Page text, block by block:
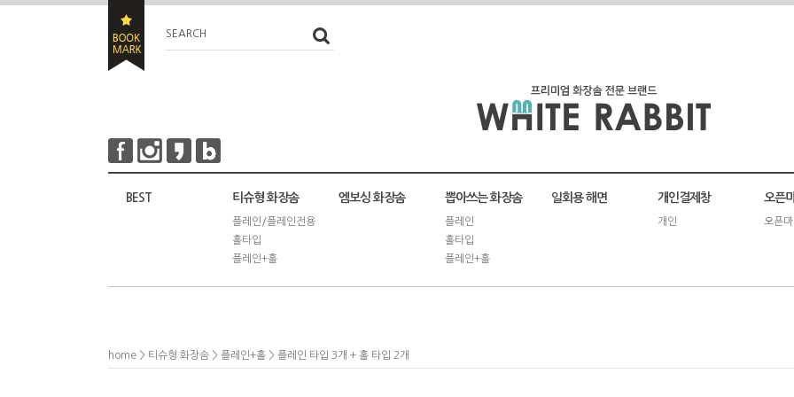
SEARCH
BEST 티슈형 화장솜
플레인/플레인전용
홀타입
플레인+홀
엠보싱 화장솜 뽑아쓰는 화장솜
플레인
홀타입
플레인+홀
일회용 해면 개인결제창
개인
오픈
오픈
home > 티슈형 화장솜 > 플레인+홀 > 플레인 타입 3개 + 홀 타입 2개